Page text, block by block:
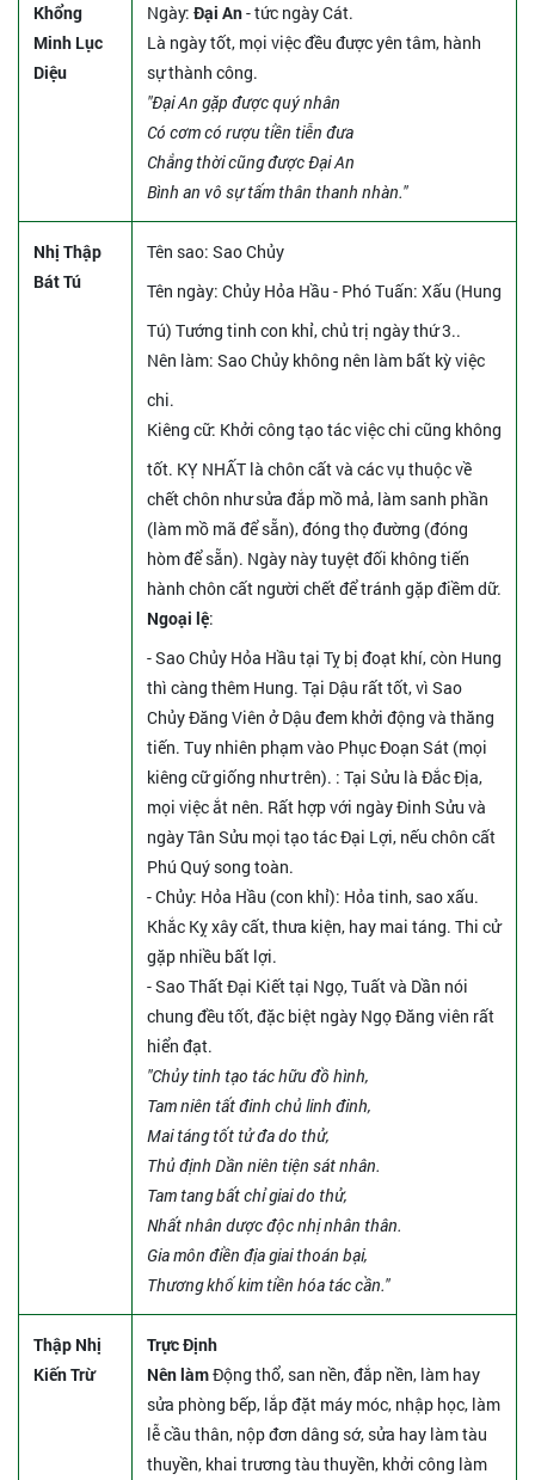
Khổng
Minh Lục
Diệu
Ngày: Đại An- tức ngày Cát.
Là ngày tốt, mọi việc đều được yên tâm, hành
sự thành công.
"Đại An gặp được quý nhân
Có cơm có rượu tiền tiễn đưa
Chẳng thời cũng được Đại An
Bình an vô sự tấm thân thanh nhàn."
Nhị Thập
Bát Tú
Tên sao: Sao Chủy
Tên ngày: Chủy Hỏa Hầu - Phó Tuấn: Xấu (Hung
Tú) Tướng tinh con khỉ, chủ trị ngày thứ 3..
Nên làm: Sao Chủy không nên làm bất kỳ việc
chi.
Kiêng cữ: Khởi công tạo tác việc chi cũng không
tốt. KỴ NHẤT là chôn cất và các vụ thuộc về
chết chôn như sửa đắp mồ mả, làm sanh phần
(làm mồ mã để sẵn), đóng thọ đường (đóng
hòm để sẵn). Ngày này tuyệt đối không tiến
hành chôn cất người chết để tránh gặp điềm dữ.
Ngoại lệ:
- Sao Chủy Hỏa Hầu tại Tỵ bị đoạt khí, còn Hung
thì càng thêm Hung. Tại Dậu rất tốt, vì Sao
Chủy Đăng Viên ở Dậu đem khởi động và thăng
tiến. Tuy nhiên phạm vào Phục Đoạn Sát (mọi
kiêng cữ giống như trên). : Tại Sửu là Đắc Địa,
mọi việc ắt nên. Rất hợp với ngày Đinh Sửu và
ngày Tân Sửu mọi tạo tác Đại Lợi, nếu chôn cất
Phú Quý song toàn.
- Chủy: Hỏa Hầu (con khỉ): Hỏa tinh, sao xấu.
Khắc Kỵ xây cất, thưa kiện, hay mai táng. Thi cử
gặp nhiều bất lợi.
- Sao Thất Đại Kiết tại Ngọ, Tuất và Dần nói
chung đều tốt, đặc biệt ngày Ngọ Đăng viên rất
hiển đạt.
"Chủy tinh tạo tác hữu đồ hình,
Tam niên tất đinh chủ linh đinh,
Mai táng tốt tử đa do thử,
Thủ định Dần niên tiện sát nhân.
Tam tang bất chỉ giai do thử,
Nhất nhân dược độc nhị nhân thân.
Gia môn điền địa giai thoán bại,
Thương khố kim tiền hóa tác cần."
Thập Nhị
Kiến Trừ
Trực Định
Nên làmĐộng thổ, san nền, đắp nền, làm hay
sửa phòng bếp, lắp đặt máy móc, nhập học, làm
lễ cầu thân, nộp đơn dâng sớ, sửa hay làm tàu
thuyền, khai trương tàu thuyền, khởi công làm